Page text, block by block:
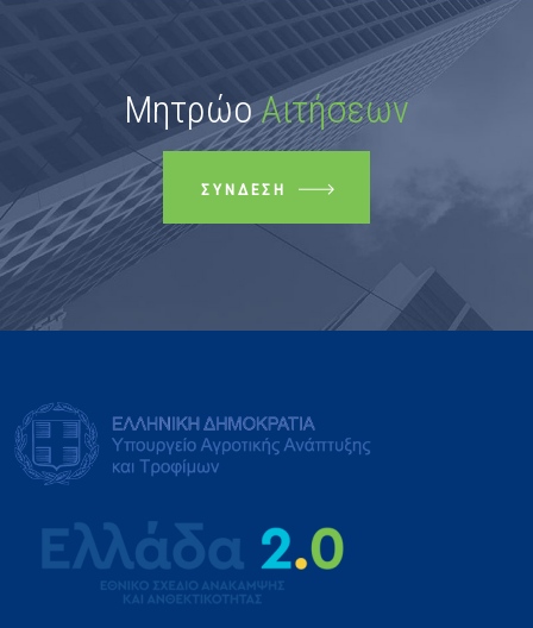
ΜητρώοΑιτήσεων
ΣΎΝΔΕΣΗ